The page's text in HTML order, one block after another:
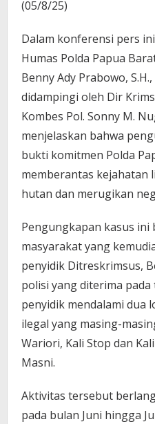
(05/8/25)
Dalam konferensi pers
Humas Polda Papua
Benny Ady Prabowo, S.H.,
didampingi oleh Dir
Kombes Pol. Sonny M.
menjelaskan bahwa
bukti komitmen Polda
memberantas kejahatan
hutan dan merugikan
Pengungkapan kasus
masyarakat yang
penyidik Ditreskrimsus,
polisi yang diterima pada
penyidik mendalami dua
ilegal yang masing-
Wariori, Kali Stop dan
Masni.
Aktivitas tersebut
pada bulan Juni hingga